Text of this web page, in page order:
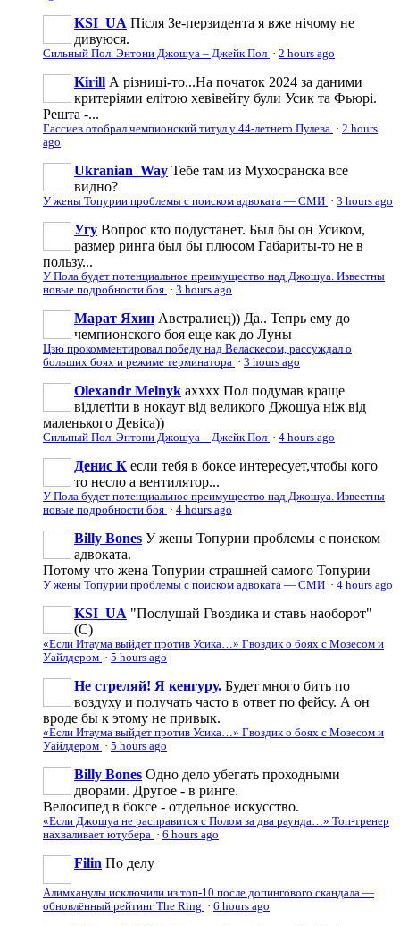
KSI_UA Після Зе-перзидента я вже нічому не
дивуюся.
Сильный Пол. Энтони Джошуа – Джейк Пол · 2 hours ago
Kirill А різниці-то...На початок 2024 за даними
критеріями елітою хевівейту були Усик та Фьюрі.
Решта -...
Гассиев отобрал чемпионский титул у 44-летнего Пулева · 2 hours
ago
Ukranian_Way Тебе там из Мухосранска все
видно?
У жены Топурии проблемы с поиском адвоката — СМИ · 3 hours ago
Угу Вопрос кто подустанет. Был бы он Усиком,
размер ринга был бы плюсом Габариты-то не в
пользу...
У Пола будет потенциальное преимущество над Джошуа. Известны
новые подробности боя · 3 hours ago
Марат Яхин Австралиец)) Да.. Тепрь ему до
чемпионского боя еще как до Луны
Цзю прокомментировал победу над Веласкесом, рассуждал о
больших боях и режиме терминатора · 3 hours ago
Olexandr Melnyk ахххх Пол подумав краще
відлетіти в нокаут від великого Джошуа ніж від
маленького Девіса))
Сильный Пол. Энтони Джошуа – Джейк Пол · 4 hours ago
Денис К если тебя в боксе интересует,чтобы кого
то несло а вентилятор...
У Пола будет потенциальное преимущество над Джошуа. Известны
новые подробности боя · 4 hours ago
Billy Bones У жены Топурии проблемы с поиском
адвоката.
Потому что жена Топурии страшней самого Топурии
У жены Топурии проблемы с поиском адвоката — СМИ · 4 hours ago
KSI_UA "Послушай Гвоздика и ставь наоборот"
(С)
«Если Итаума выйдет против Усика…» Гвоздик о боях с Мозесом и
Уайлдером · 5 hours ago
Не стреляй! Я кенгуру. Будет много бить по
воздуху и получать часто в ответ по фейсу. А он
вроде бы к этому не привык.
«Если Итаума выйдет против Усика…» Гвоздик о боях с Мозесом и
Уайлдером · 5 hours ago
Billy Bones Одно дело убегать проходными
дворами. Другое - в ринге.
Велосипед в боксе - отдельное искусство.
«Если Джошуа не расправится с Полом за два раунда…» Топ-тренер
нахваливает ютубера · 6 hours ago
Filin По делу
Алимханулы исключили из топ-10 после допингового скандала —
обновлённый рейтинг The Ring · 6 hours ago